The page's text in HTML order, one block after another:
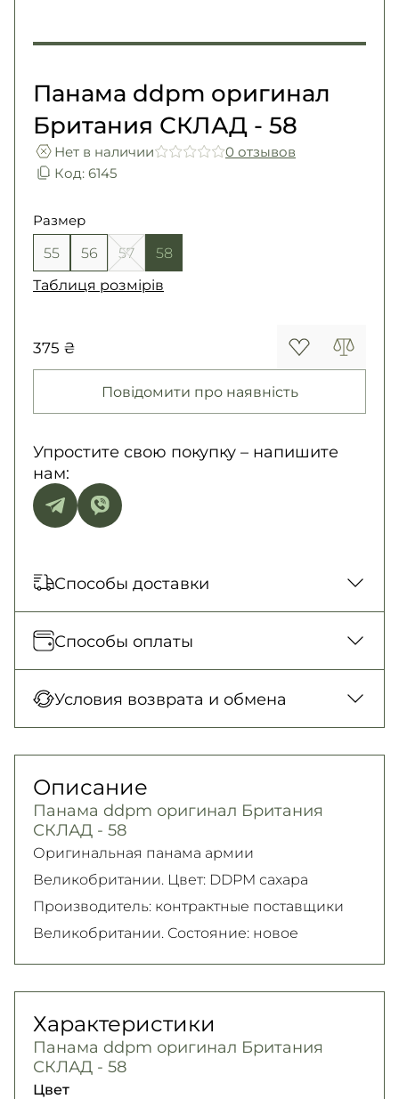
Возврат и обмен
Панама ddpm оригинал
Британия СКЛАД - 58
Нет в наличии
0 отзывов
Код: 6145
Размер
55 56 57
58
Таблиця розмірів
375 ₴
Повідомити про наявність
Упростите свою покупку – напишите
нам:
Способы доставки
Отправка каждый день. Наложенный
платеж только для заказов от 500 грн.
150 грн. / 1-2 дня
300 грн. / 1-2 дня
Самовывоз
Безкоштовно
Подробнее
Способы оплаты
картой в отделении, Картой онлайн, Google
Pay, PrivatPay, Visa, Mastercard.
Подробнее
Условия возврата и обмена
Подробно об условиях возврата и обмена
читайте настранице
Подробнее
Описание
Панама ddpm оригинал Британия
СКЛАД - 58
Оригинальная панама армии
Великобритании. Цвет: DDPM сахара
Производитель: контрактные поставщики
Великобритании. Состояние: новое
Характеристики
Панама ddpm оригинал Британия
СКЛАД - 58
Цвет